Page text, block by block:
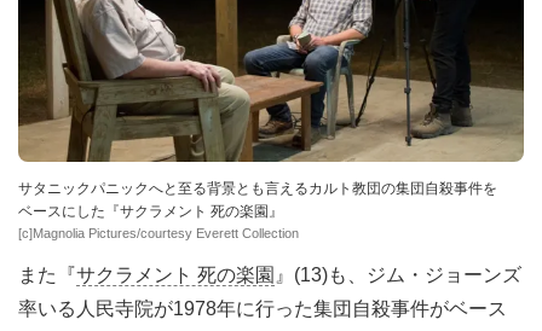
サタニックパニックへと至る背景とも言えるカルト教団の集団自殺事件を
ベースにした『サクラメント 死の楽園』
[c]Magnolia Pictures/courtesy Everett Collection
また『 サクラメント 死の楽園 』(13)も、ジム・ジョーンズ
率いる人民寺院が1978年に行った集団自殺事件がベース